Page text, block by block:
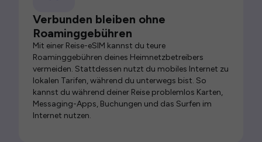
Verbunden bleiben ohne
Roaminggebühren
Mit einer Reise-eSIM kannst du teure
Roaminggebühren deines Heimnetzbetreibers
vermeiden. Stattdessen nutzt du mobiles Internet zu
lokalen Tarifen, während du unterwegs bist. So
kannst du während deiner Reise problemlos Karten,
Messaging-Apps, Buchungen und das Surfen im
Internet nutzen.